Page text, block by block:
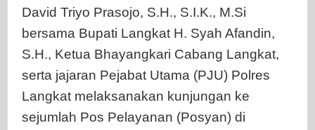
David Triyo Prasojo, S.H., S.I.K., M.Si
bersama Bupati Langkat H. Syah Afandin,
S.H., Ketua Bhayangkari Cabang Langkat,
serta jajaran Pejabat Utama (PJU) Polres
Langkat melaksanakan kunjungan ke
sejumlah Pos Pelayanan (Posyan) di